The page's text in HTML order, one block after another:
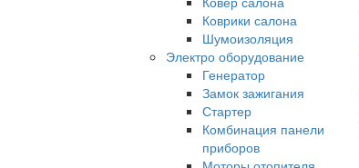
Коврики салона
Шумоизоляция
Электро оборудование
Генератор
Замок зажигания
Стартер
Комбинация панели
приборов